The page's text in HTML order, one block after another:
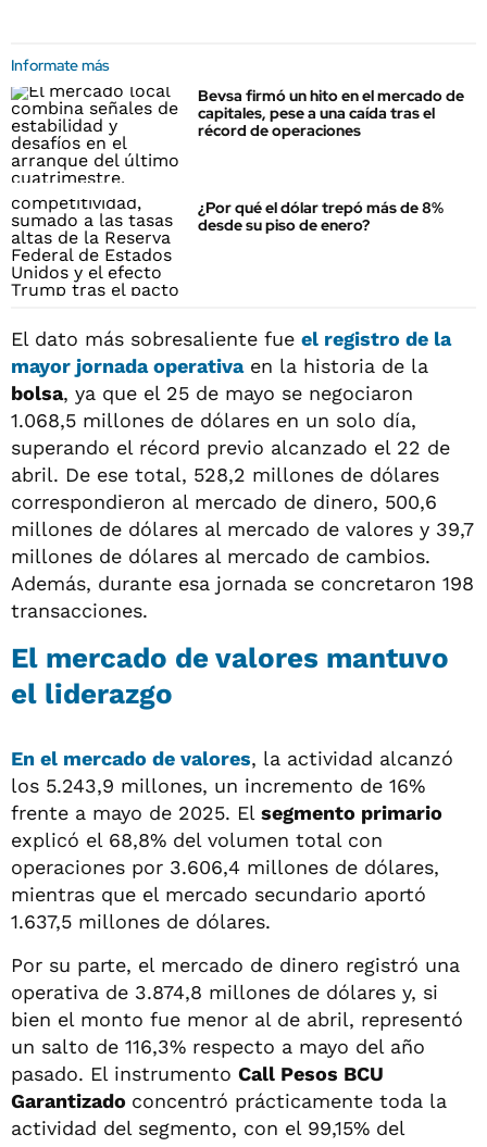
Informate más
Bevsa firmó un hito en el mercado de
capitales, pese a una caída tras el
récord de operaciones
¿Por qué el dólar trepó más de 8%
desde su piso de enero?
El dato más sobresaliente fue el registro de la
mayor jornada operativaen la historia de la
bolsa, ya que el 25 de mayo se negociaron
1.068,5 millones de dólares en un solo día,
superando el récord previo alcanzado el 22 de
abril. De ese total, 528,2 millones de dólares
correspondieron al mercado de dinero, 500,6
millones de dólares al mercado de valores y 39,7
millones de dólares al mercado de cambios.
Además, durante esa jornada se concretaron 198
transacciones.
El mercado de valores mantuvo
el liderazgo
En el mercado de valores, la actividad alcanzó
los 5.243,9 millones, un incremento de 16%
frente a mayo de 2025. El segmento primario
explicó el 68,8% del volumen total con
operaciones por 3.606,4 millones de dólares,
mientras que el mercado secundario aportó
1.637,5 millones de dólares.
Por su parte, el mercado de dinero registró una
operativa de 3.874,8 millones de dólares y, si
bien el monto fue menor al de abril, representó
un salto de 116,3% respecto a mayo del año
pasado. El instrumento Call Pesos BCU
Garantizado concentró prácticamente toda la
actividad del segmento, con el 99,15% del